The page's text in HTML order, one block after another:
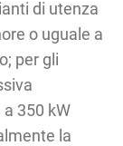
di utenza
o uguale a
per gli
350 kW
la